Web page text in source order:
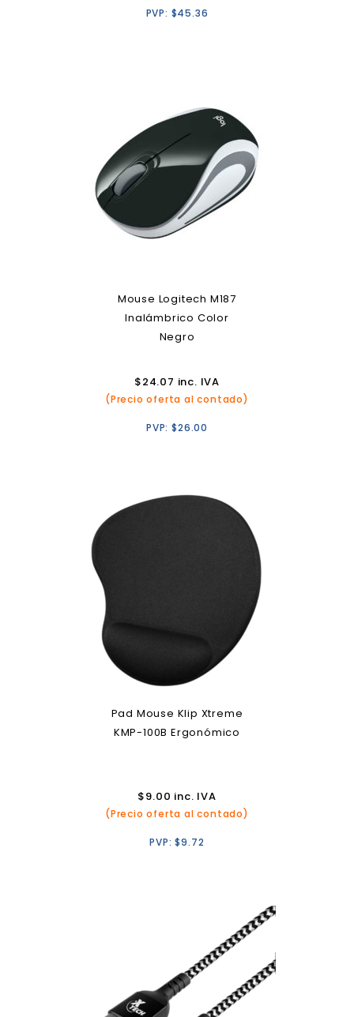
PVP: $45.36
Mouse Logitech M187
Inalámbrico Color
Negro
$24.07 inc. IVA
(Precio oferta al contado)
PVP:$26.00
Pad Mouse Klip Xtreme
KMP-100B Ergonómico
$9.00 inc. IVA
(Precio oferta al contado)
PVP:$9.72